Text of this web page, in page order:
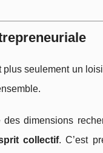
plus seulement un
dimensions
collectif. C’est